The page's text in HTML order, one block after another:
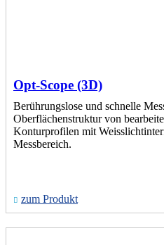
Opt-Scope (3D)
Berührungslose und schnelle
Oberflächenstruktur von
Konturprofilen mit
Messbereich.
zum Produkt